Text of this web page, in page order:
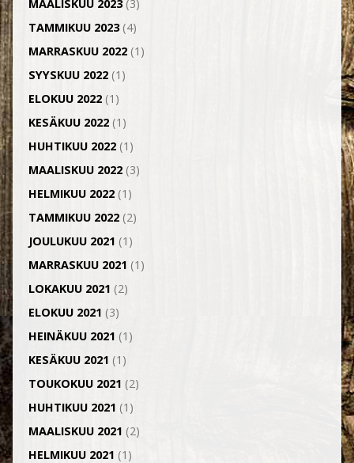
MAALISKUU 2023(3)
TAMMIKUU 2023(4)
MARRASKUU 2022(1)
SYYSKUU 2022(1)
ELOKUU 2022(1)
KESÄKUU 2022(1)
HUHTIKUU 2022(1)
MAALISKUU 2022(3)
HELMIKUU 2022(1)
TAMMIKUU 2022(2)
JOULUKUU 2021 (1)
MARRASKUU 2021 (1)
LOKAKUU 2021 (2)
ELOKUU 2021 (3)
HEINÄKUU 2021 (1)
KESÄKUU 2021 (1)
TOUKOKUU 2021 (2)
HUHTIKUU 2021 (1)
MAALISKUU 2021 (2)
HELMIKUU 2021 (1)